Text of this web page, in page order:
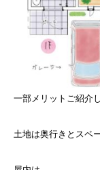
一部メリットご紹介
土地は奥行きとスペ